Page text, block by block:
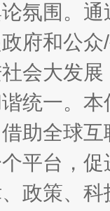
氛围。
府和公
会大发
统一。
助全球
平台，
政策、